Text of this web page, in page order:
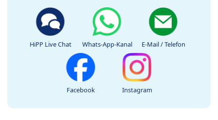
HiPP Live Chat Whats-App-Kanal E-Mail / Telefon
Facebook Instagram